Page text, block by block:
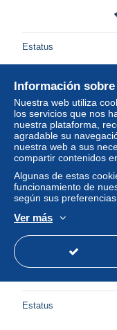
Estatus
BDEP9-0822-
Estatus
Información
Nuestra web utiliza
los servicios que nos
nuestra plataforma,
agradable su
nuestra web a sus
compartir contenidos
Algunas de estas
funcionamiento de
según sus preferencias.
Ver más